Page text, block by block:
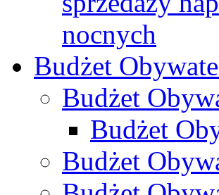
nocnych
Budżet
Budżet
Budżet
Budżet